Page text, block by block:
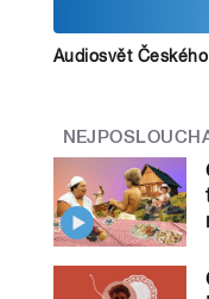
Audiosvět